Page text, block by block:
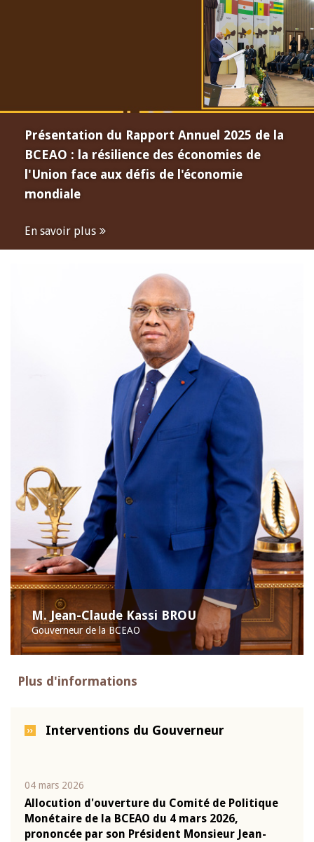
Présentation du Rapport Annuel 2025 de la
BCEAO : la résilience des économies de
l'Union face aux défis de l'économie
mondiale
En savoir plus
M. Jean-Claude Kassi BROU
Gouverneur de la BCEAO
Plus d'informations
Interventions du Gouverneur
04 mars 2026
Allocution d'ouverture du Comité de Politique
Monétaire de la BCEAO du 4 mars 2026,
prononcée par son Président Monsieur Jean-